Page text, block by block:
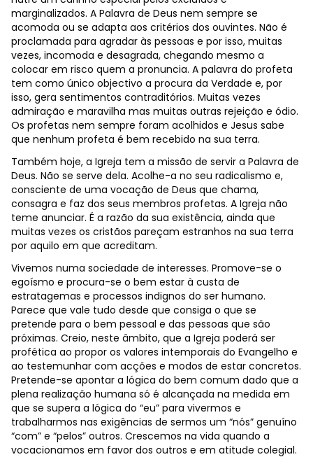
marginalizados. A Palavra de Deus nem sempre se
acomoda ou se adapta aos critérios dos ouvintes. Não é
proclamada para agradar às pessoas e por isso, muitas
vezes, incomoda e desagrada, chegando mesmo a
colocar em risco quem a pronuncia. A palavra do profeta
tem como único objectivo a procura da Verdade e, por
isso, gera sentimentos contraditórios. Muitas vezes
admiração e maravilha mas muitas outras rejeição e ódio.
Os profetas nem sempre foram acolhidos e Jesus sabe
que nenhum profeta é bem recebido na sua terra.
Também hoje, a Igreja tem a missão de servir a Palavra de
Deus. Não se serve dela. Acolhe-a no seu radicalismo e,
consciente de uma vocação de Deus que chama,
consagra e faz dos seus membros profetas. A Igreja não
teme anunciar. É a razão da sua existência, ainda que
muitas vezes os cristãos pareçam estranhos na sua terra
por aquilo em que acreditam.
Vivemos numa sociedade de interesses. Promove-se o
egoísmo e procura-se o bem estar à custa de
estratagemas e processos indignos do ser humano.
Parece que vale tudo desde que consiga o que se
pretende para o bem pessoal e das pessoas que são
próximas. Creio, neste âmbito, que a Igreja poderá ser
profética ao propor os valores intemporais do Evangelho e
ao testemunhar com acções e modos de estar concretos.
Pretende-se apontar a lógica do bem comum dado que a
plena realização humana só é alcançada na medida em
que se supera a lógica do “eu” para vivermos e
trabalharmos nas exigências de sermos um “nós” genuíno
“com” e “pelos” outros. Crescemos na vida quando a
vocacionamos em favor dos outros e em atitude colegial.